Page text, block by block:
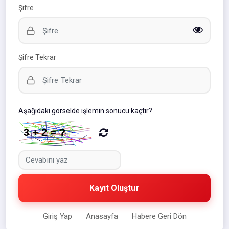
Şifre
Şifre Tekrar
Aşağıdaki görselde işlemin sonucu kaçtır?
Kayıt Oluştur
Giriş Yap Anasayfa Habere Geri Dön